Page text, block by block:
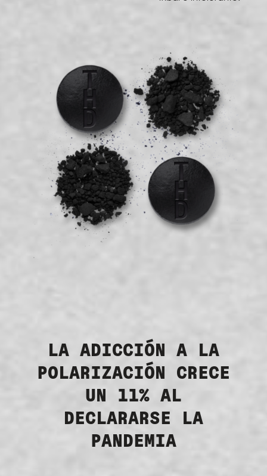
LA ADICCIÓN A LA
POLARIZACIÓN CRECE
UN 11% AL
DECLARARSE LA
PANDEMIA